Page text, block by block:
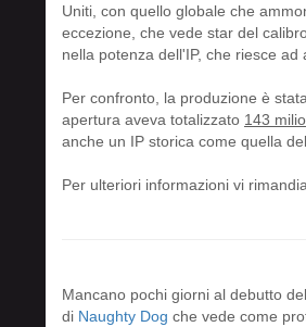
Uniti, con quello globale che
eccezione, che vede star del
nella potenza dell'IP, che riesce
Per confronto, la produzione è
apertura aveva totalizzato 143
anche un IP storica come quella
Per ulteriori informazioni vi
Mancano pochi giorni al debutto
di Naughty Dog che vede come